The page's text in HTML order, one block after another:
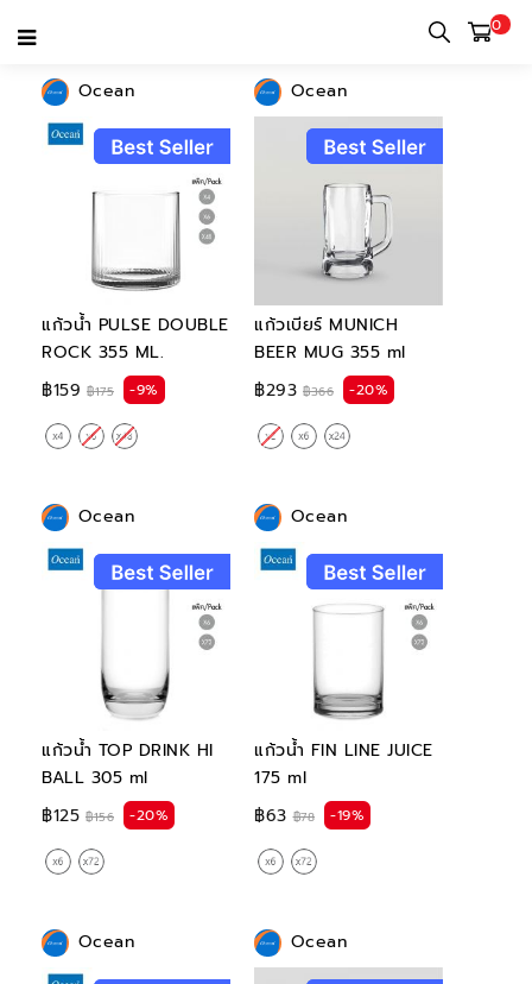
0
Ocean
แก้วน้ำ PULSE DOUBLE
ROCK 355 ML.
฿159 ฿175 -9%
Ocean
แก้วเบียร์ MUNICH
BEER MUG 355 ml
฿293 ฿366 -20%
Ocean
แก้วน้ำ TOP DRINK HI
BALL 305 ml
฿125 ฿156 -20%
Ocean
แก้วน้ำ FIN LINE JUICE
175 ml
฿63 ฿78 -19%
Ocean Ocean